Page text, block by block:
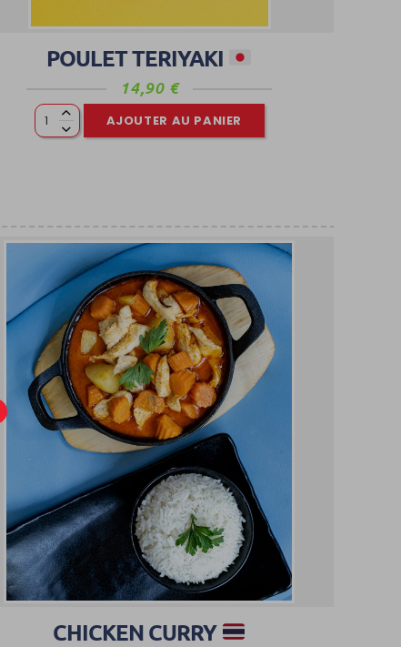
POULET TERIYAKI
14,90 €
AJOUTER AU PANIER
CHICKEN CURRY